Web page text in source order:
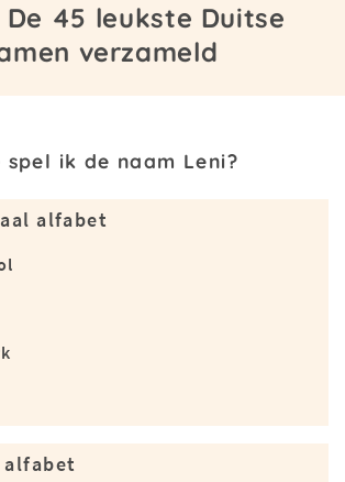
De 45 leukste Duitse
verzameld
spel ik de naam Leni?
alfabet
alfabet